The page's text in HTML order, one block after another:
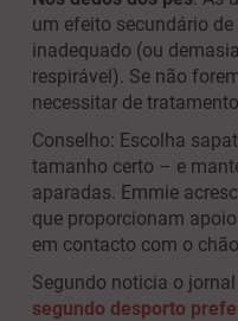
um efeito secundário
inadequado (ou
respirável). Se não
necessitar de
Conselho: Escolha
tamanho certo – e
aparadas. Emmie
que proporcionam
em contacto com o
Segundo noticia o
segundo desporto